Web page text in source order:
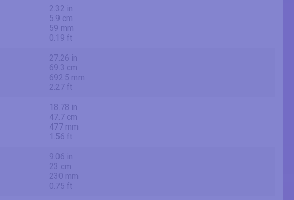
2.32 in
5.9 cm
59 mm
0.19 ft
27.26 in
69.3 cm
692.5 mm
2.27 ft
18.78 in
47.7 cm
477 mm
1.56 ft
9.06 in
23 cm
230 mm
0.75 ft